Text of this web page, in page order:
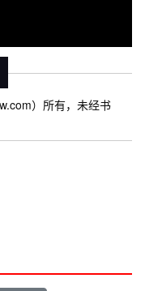
）所有，未经书